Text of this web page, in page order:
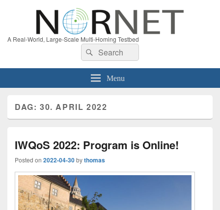
A Real-World, Large-Scale Multi-Homing Testbed
Search
for:
Search
Menu
DAG: 30. APRIL 2022
IWQoS 2022: Program is Online!
Posted on 2022-04-30bythomas